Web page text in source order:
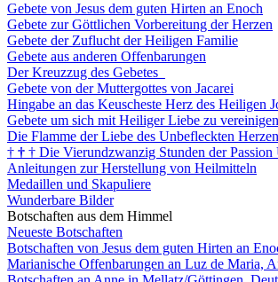
Gebete von Jesus dem guten Hirten an Enoch
Gebete zur Göttlichen Vorbereitung der Herzen
Gebete der Zuflucht der Heiligen Familie
Gebete aus anderen Offenbarungen
Der Kreuzzug des Gebetes
Gebete von der Muttergottes von Jacarei
Hingabe an das Keuscheste Herz des Heiligen
Gebete um sich mit Heiliger Liebe zu vereinigen
Die Flamme der Liebe des Unbefleckten
† † † Die Vierundzwanzig Stunden der Passion
Anleitungen zur Herstellung von Heilmitteln
Medaillen und Skapuliere
Wunderbare Bilder
Botschaften aus dem Himmel
Neueste Botschaften
Botschaften von Jesus dem guten Hirten an
Marianische Offenbarungen an Luz de Maria,